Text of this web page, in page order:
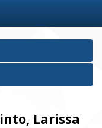
Larissa